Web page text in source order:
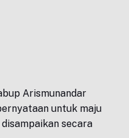
Arismunandar
untuk maju
secara